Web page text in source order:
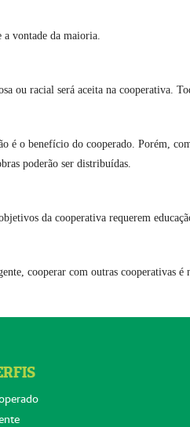
a vontade da maioria.
ou racial será aceita na cooperativa.
o benefício do cooperado. Porém,
poderão ser distribuídas.
da cooperativa requerem
cooperar com outras cooperativas é